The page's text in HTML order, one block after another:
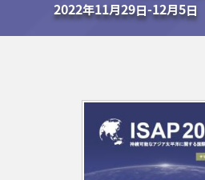
2022年11月29日-12月5日